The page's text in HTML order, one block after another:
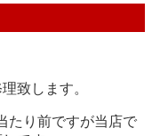
致します。
たり前ですが当店で